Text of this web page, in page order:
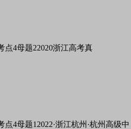
点4母题22020浙江高考真
点4母题12022·浙江杭州·杭州高级中